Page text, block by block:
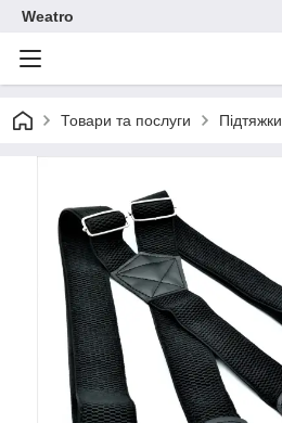
Weatro
Товари та послуги Підтяжки